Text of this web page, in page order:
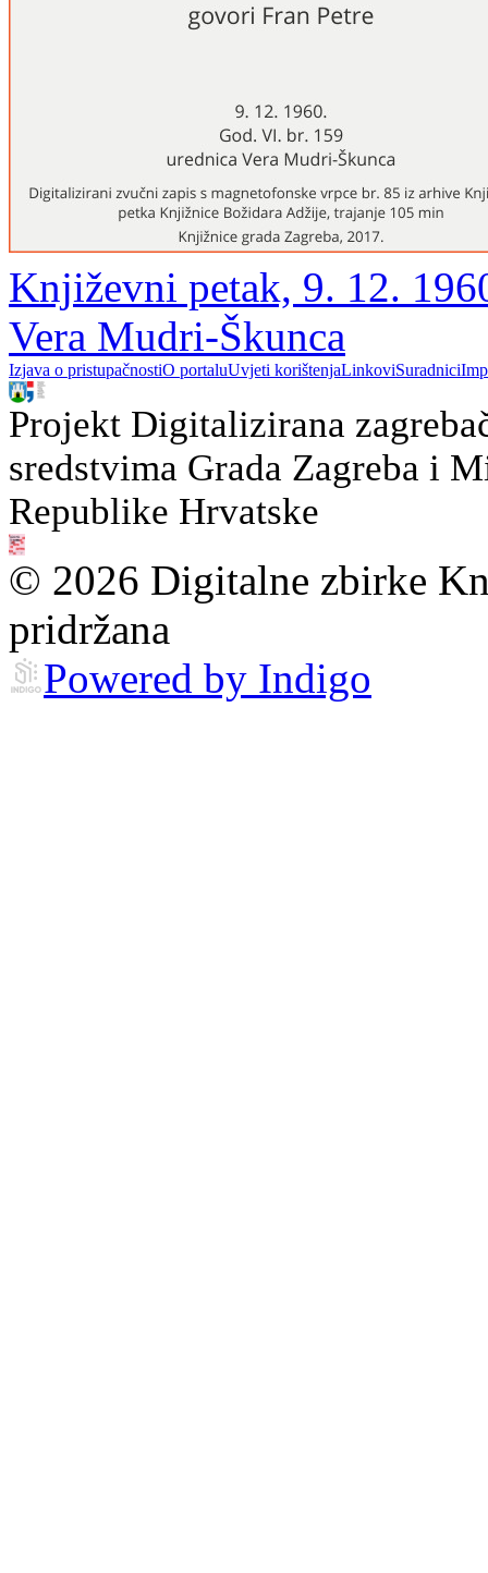
Književni petak, 9. 12.
Vera Mudri-Škunca
Izjava o pristupačnostiO portaluUvjeti korištenjaLinkoviSuradnici
Projekt Digitalizirana
sredstvima Grada Zagreba i
Republike Hrvatske
© 2026 Digitalne zbirke
pridržana
Powered by Indigo